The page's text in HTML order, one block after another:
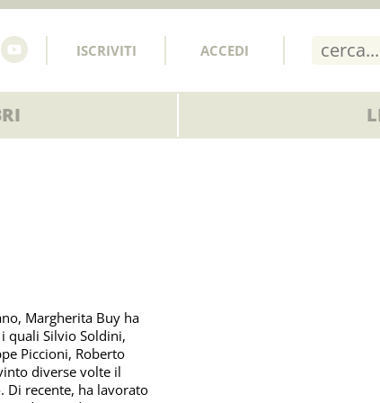
ISCRIVITI ACCEDI
Margherita Buy ha
quali Silvio Soldini,
Piccioni, Roberto
diverse volte il
Di recente, ha lavorato